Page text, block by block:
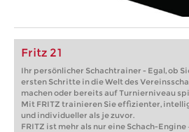
Fritz 21
Ihr persönlicher Schachtrainer - Egal, ob
ersten Schritte in die Welt des
machen oder bereits auf Turnierniveau
Mit FRITZ trainieren Sie effizienter,
und individueller als je zuvor.
FRITZ ist mehr als nur eine Schach-Engine